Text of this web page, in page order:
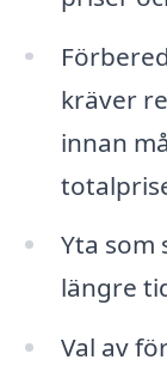
kräver
innan
Yta som
längre
Val av